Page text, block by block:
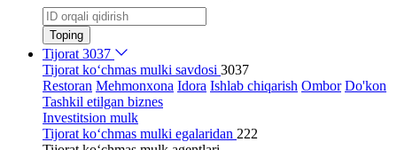
Toping
Tijorat 3037
Tijorat ko‘chmas mulki savdosi 3037
Restoran Mehmonxona Idora Ishlab chiqarish Ombor Do'kon
Tashkil etilgan biznes
Investitsion mulk
Tijorat ko‘chmas mulki egalaridan 222